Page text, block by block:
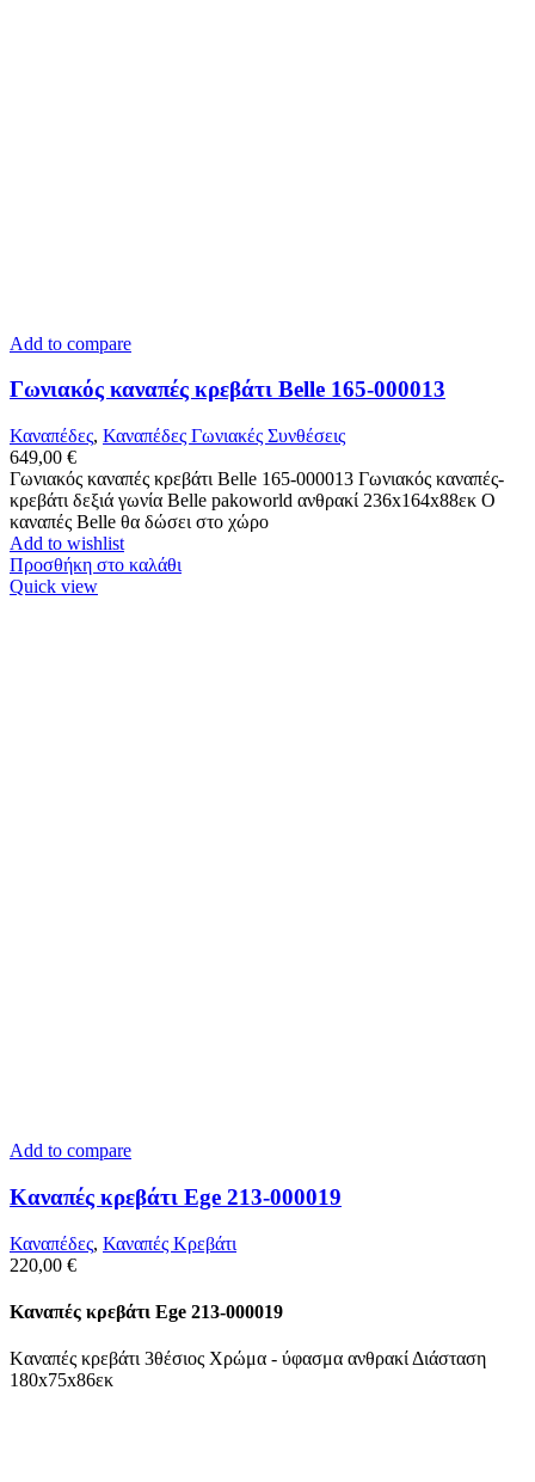
Add to compare
Γωνιακός καναπές κρεβάτι Belle 165-000013
Καναπέδες, Καναπέδες Γωνιακές Συνθέσεις
649,00 €
Γωνιακός καναπές κρεβάτι Belle 165-000013 Γωνιακός καναπές-
κρεβάτι δεξιά γωνία Belle pakoworld ανθρακί 236x164x88εκ Ο
καναπές Belle θα δώσει στο χώρο
Add to wishlist
Προσθήκη στο καλάθι
Quick view
Add to compare
Kαναπές κρεβάτι Ege 213-000019
Καναπέδες, Καναπές Κρεβάτι
220,00 €
Kαναπές κρεβάτι Ege 213-000019
Kαναπές κρεβάτι 3θέσιος Χρώμα - ύφασμα ανθρακί Διάσταση
180x75x86εκ